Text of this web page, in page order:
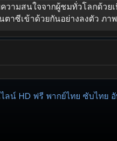
ความสนใจจากผู้ชมทั่วโลกด้ว
าซีเข้าด้วยกันอย่างลงตัว ภ
ลน์ HD ฟรี พากย์ไทย ซับไทย